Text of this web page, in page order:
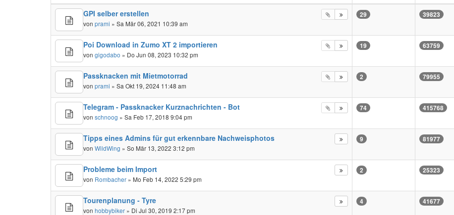
GPI selber erstellen
vonprami » Sa Mär 06, 2021 10:39 am
29 39823
Poi Download in Zumo XT 2 importieren
vongigodabo » Do Jun 08, 2023 10:32 pm
19 63759
Passknacken mit Mietmotorrad
vonprami » Sa Okt 19, 2024 11:48 am
2 79955
Telegram - Passknacker Kurznachrichten - Bot
vonschnoog » Sa Feb 17, 2018 9:04 pm
74 415768
Tipps eines Admins für gut erkennbare Nachweisphotos
vonWildWing » So Mär 13, 2022 3:12 pm
9 81977
Probleme beim Import
von Rombacher » Mo Feb 14, 2022 5:29 pm
2 25323
Tourenplanung - Tyre
vonhobbybiker » Di Jul 30, 2019 2:17 pm
4 41677